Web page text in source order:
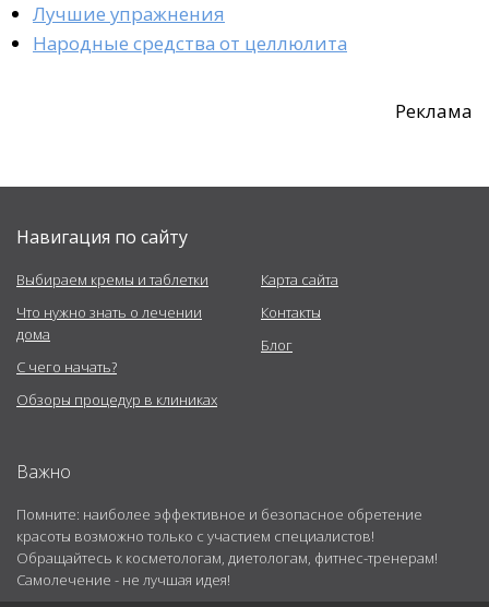
Лучшие упражнения
Народные средства от целлюлита
Реклама
Навигация по сайту
Выбираем кремы и таблетки
Что нужно знать о лечении
дома
С чего начать?
Обзоры процедур в клиниках
Карта сайта
Контакты
Блог
Важно
Помните: наиболее эффективное и безопасное обретение
красоты возможно только с участием специалистов!
Обращайтесь к косметологам, диетологам, фитнес-тренерам!
Самолечение - не лучшая идея!